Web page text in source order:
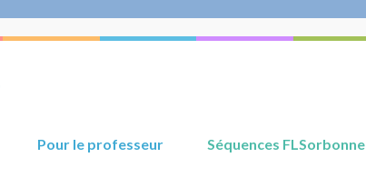
Pour le professeur Séquences FLSorbonne